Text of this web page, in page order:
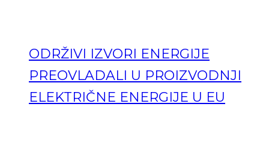
ODRŽIVI IZVORI ENERGIJE
PREOVLADALI U PROIZVODNJI
ELEKTRIČNE ENERGIJE U EU